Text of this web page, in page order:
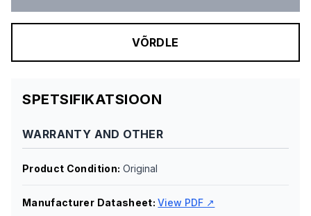
VÕRDLE
SPETSIFIKATSIOON
WARRANTY AND OTHER
Product Condition: Original
Manufacturer Datasheet:View PDF ↗